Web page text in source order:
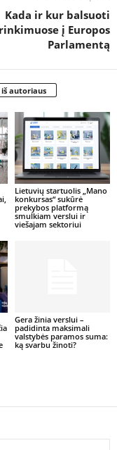
Kada ir kur balsuoti
rinkimuose į Europos
Parlamentą
iš autoriaus
Lietuvių startuolis „Mano
konkursas“ sukūrė
prekybos platformą
smulkiam verslui ir
viešajam sektoriui
Gera žinia verslui –
padidinta maksimali
valstybės paramos suma:
ką svarbu žinoti?